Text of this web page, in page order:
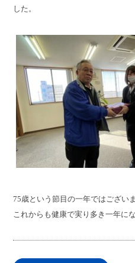
した。
75歳という節目の一年ではござい
これからも健康で実り多き一年に